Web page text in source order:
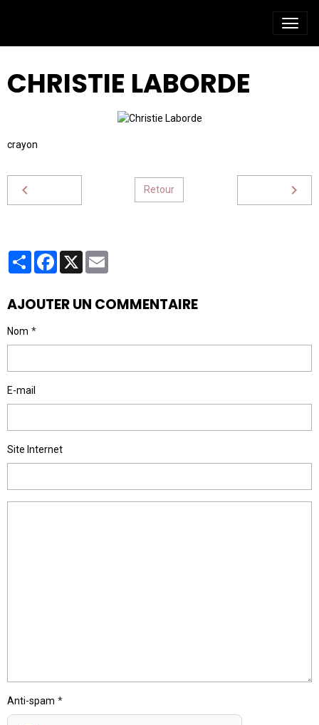
CHRISTIE LABORDE
crayon
Retour
PartagerFacebook
X
AJOUTER UN COMMENTAIRE
Nom
E-mail
Site Internet
Anti-spam